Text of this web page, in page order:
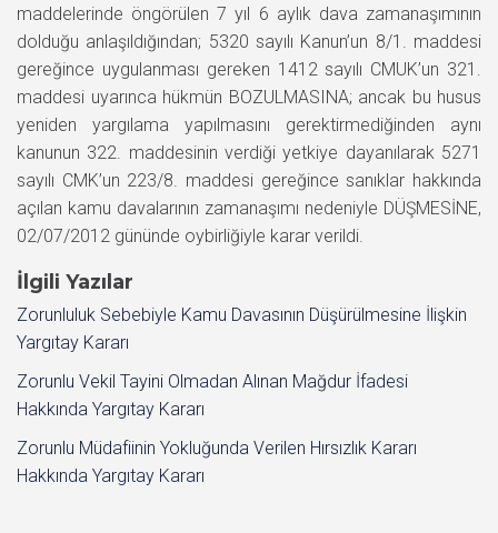
maddelerinde öngörülen 7 yıl 6 aylık dava zamanaşımının
dolduğu anlaşıldığından; 5320 sayılı Kanun’un 8/1. maddesi
gereğince uygulanması gereken 1412 sayılı CMUK’un 321.
maddesi uyarınca hükmün BOZULMASINA; ancak bu husus
yeniden yargılama yapılmasını gerektirmediğinden aynı
kanunun 322. maddesinin verdiği yetkiye dayanılarak 5271
sayılı CMK’un 223/8. maddesi gereğince sanıklar hakkında
açılan kamu davalarının zamanaşımı nedeniyle DÜŞMESİNE,
02/07/2012 gününde oybirliğiyle karar verildi.
İlgili Yazılar
Zorunluluk Sebebiyle Kamu Davasının Düşürülmesine İlişkin
Yargıtay Kararı
Zorunlu Vekil Tayini Olmadan Alınan Mağdur İfadesi
Hakkında Yargıtay Kararı
Zorunlu Müdafiinin Yokluğunda Verilen Hırsızlık Kararı
Hakkında Yargıtay Kararı